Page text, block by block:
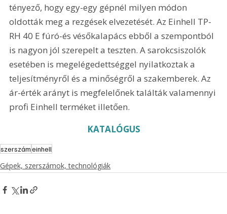
tényező, hogy egy-egy gépnél milyen módon
oldották meg a rezgések elvezetését. Az Einhell TP-
RH 40 E fúró-és vésőkalapács ebből a szempontból
is nagyon jól szerepelt a teszten. A sarokcsiszolók
esetében is megelégedettséggel nyilatkoztak a
teljesítményről és a minőségről a szakemberek. Az
ár-érték arányt is megfelelőnek találták valamennyi
profi Einhell terméket illetően.
KATALÓGUS
szerszámeinhell
Gépek, szerszámok, technológiák